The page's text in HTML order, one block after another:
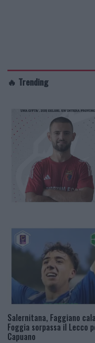
🔥 Trending
Salernitana, Faggiano
Foggia sorpassa il Lecco
Capuano